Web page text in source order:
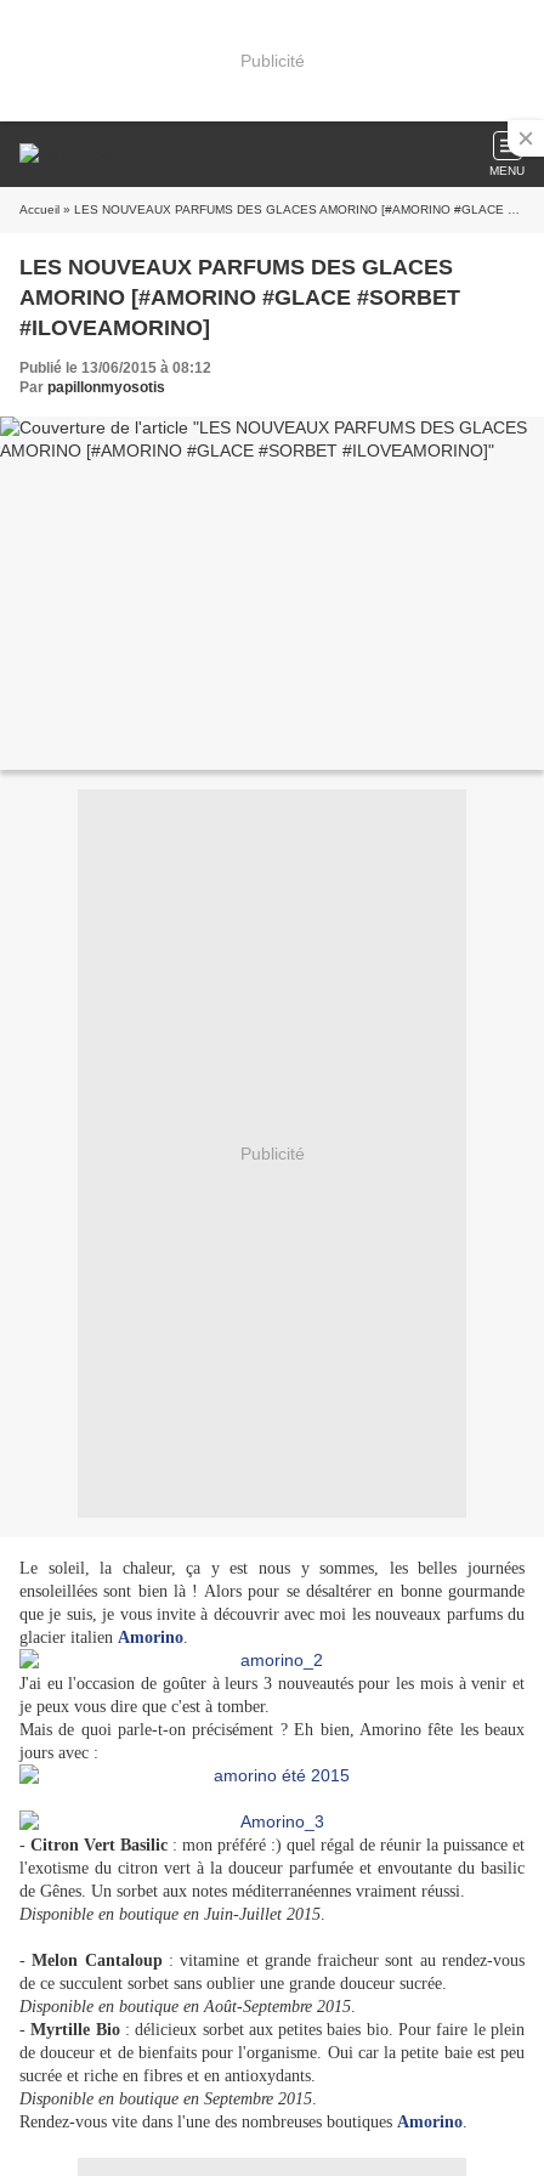
Publicité
MENU
Accueil » LES NOUVEAUX PARFUMS DES GLACES AMORINO [#AMORINO #GLACE #SORBET #ILOVEAMORINO]
LES NOUVEAUX PARFUMS DES GLACES
AMORINO [#AMORINO #GLACE #SORBET
#ILOVEAMORINO]
Publié le 13/06/2015 à 08:12
Par papillonmyosotis
Publicité
Le soleil, la chaleur, ça y est nous y sommes, les belles journées
ensoleillées sont bien là ! Alors pour se désaltérer en bonne gourmande
que je suis, je vous invite à découvrir avec moi les nouveaux parfums du
glacier italien Amorino.
J'ai eu l'occasion de goûter à leurs 3 nouveautés pour les mois à venir et
je peux vous dire que c'est à tomber.
Mais de quoi parle-t-on précisément ? Eh bien, Amorino fête les beaux
jours avec :
- Citron Vert Basilic : mon préféré :) quel régal de réunir la puissance et
l'exotisme du citron vert à la douceur parfumée et envoutante du basilic
de Gênes. Un sorbet aux notes méditerranéennes vraiment réussi.
Disponible en boutique en Juin-Juillet 2015.
-Melon Cantaloup: vitamine et grande fraicheur sont au rendez-vous
de ce succulent sorbet sans oublier une grande douceur sucrée.
Disponible en boutique en Août-Septembre 2015.
-Myrtille Bio: délicieux sorbet aux petites baies bio. Pour faire le plein
de douceur et de bienfaits pour l'organisme. Oui car la petite baie est peu
sucrée et riche en fibres et en antioxydants.
Disponible en boutique en Septembre 2015.
Rendez-vous vite dans l'une des nombreuses boutiques Amorino.